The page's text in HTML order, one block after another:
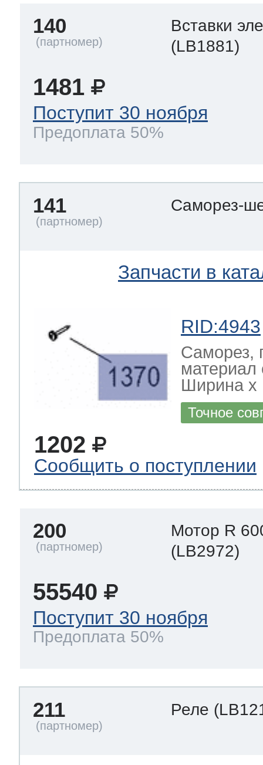
140
Вставки
(LB1881)
1481
Поступит 30 ноября
Предоплата 50%
141 Саморез-
Запчасти в
RID:4943
Саморез,
Ширина х
Точное
1202
Сообщить о поступлении
200
Мотор R
(LB2972)
55540
Поступит 30 ноября
Предоплата 50%
211 Реле